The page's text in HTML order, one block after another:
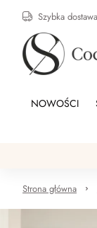
Szybka dostawa
NOWOŚCI
Strona główna